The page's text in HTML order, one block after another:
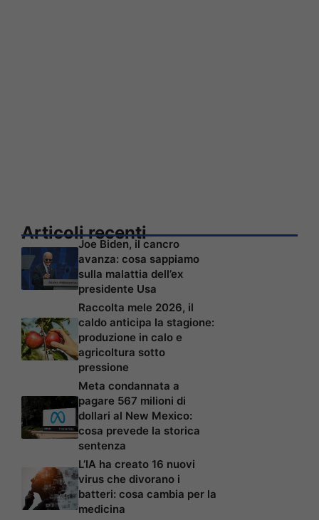
Articoli recenti
Joe Biden, il cancro
avanza: cosa sappiamo
sulla malattia dell’ex
presidente Usa
Raccolta mele 2026, il
caldo anticipa la stagione:
produzione in calo e
agricoltura sotto
pressione
Meta condannata a
pagare 567 milioni di
dollari al New Mexico:
cosa prevede la storica
sentenza
L’IA ha creato 16 nuovi
virus che divorano i
batteri: cosa cambia per la
medicina